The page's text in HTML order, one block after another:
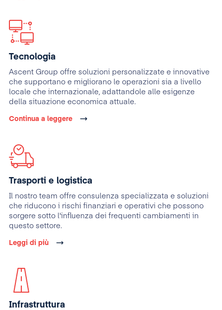
Tecnologia
Ascent Group offre soluzioni personalizzate e innovative
che supportano e migliorano le operazioni sia a livello
locale che internazionale, adattandole alle esigenze
della situazione economica attuale.
Continua a leggere
Trasporti e logistica
Il nostro team offre consulenza specializzata e soluzioni
che riducono i rischi finanziari e operativi che possono
sorgere sotto l'influenza dei frequenti cambiamenti in
questo settore.
Leggi di più
Infrastruttura